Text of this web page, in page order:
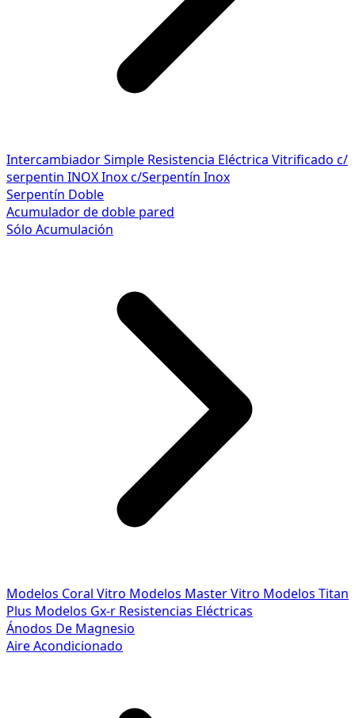
Intercambiador Simple Resistencia Eléctrica Vitrificado c/
serpentin INOXInox c/Serpentín Inox
Serpentín Doble
Acumulador de doble pared
Sólo Acumulación
Modelos Coral Vitro Modelos Master Vitro Modelos Titan
Plus Modelos Gx-r Resistencias Eléctricas
Ánodos De Magnesio
Aire Acondicionado